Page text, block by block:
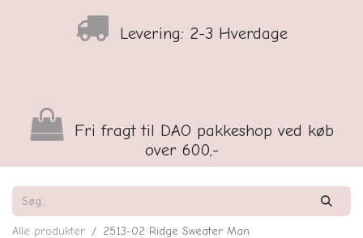
Levering: 2-3 Hverdage
Fri fragt til DAO pakkeshop ved køb
over 600,-
Alle produkter 2513-02 Ridge Sweater Man